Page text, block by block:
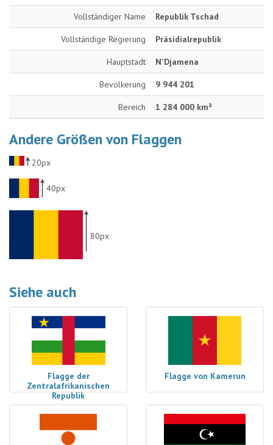
Vollständiger Name Republik Tschad
Vollständige Regierung Präsidialrepublik
Hauptstadt N'Djamena
Bevölkerung 9 944 201
Bereich 1 284 000 km²
Andere Größen von Flaggen
20px
40px
80px
Siehe auch
Flagge der
Zentralafrikanischen
Republik
Flagge von Kamerun